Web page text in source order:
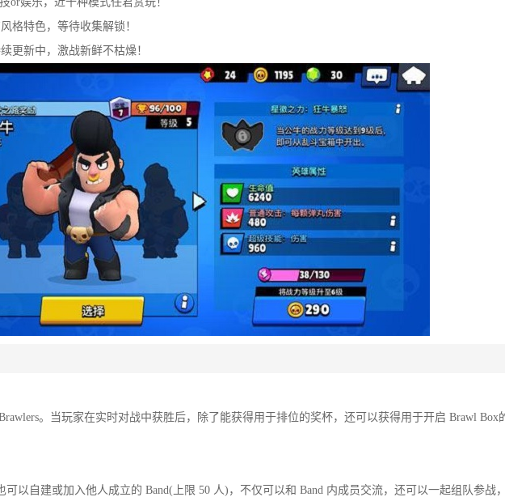
格特色，等待收集解锁！
更新中，激战新鲜不枯燥！
。当玩家在实时对战中获胜后，除了能获得用于排位的奖杯，还可以获得用于开启 Brawl Box
以自建或加入他人成立的 Band(上限 50 人)，不仅可以和 Band 内成员交流，还可以一起组队参战